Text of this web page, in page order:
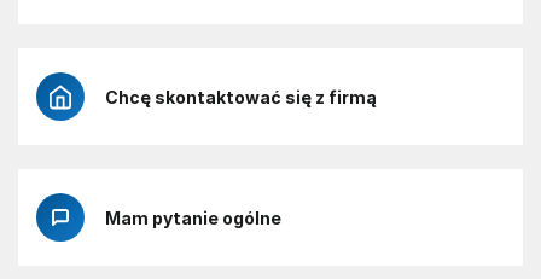
Chcę skontaktować się z firmą
Mam pytanie ogólne